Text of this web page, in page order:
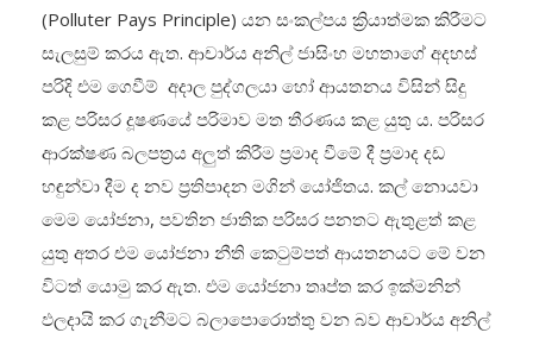
(Polluter Pays Principle) යන සංකල්පය ක්‍රියාත්මක කිරීමට
සැලසුම් කරය ඇත. ආචාර්ය අනිල් ජාසිංහ මහතාගේ අදහස්
පරිදි එම ගෙවීම් අදාල පුද්ගලයා හෝ ආයතනය විසින් සිදු
කළ පරිසර දූෂණයේ පරිමාව මත තීරණය කළ යුතු ය. පරිසර
ආරක්ෂණ බලපත්‍රය අලුත් කිරීම ප්‍රමාද වීමේ දී ප්‍රමාද දඩ
හඳුන්වා දීම ද නව ප්‍රතිපාදන මගින් යෝජිතය. කල් නොයවා
මෙම යෝජනා, පවතින ජාතික පරිසර පනතට ඇතුළත් කළ
යුතු අතර එම යෝජනා නීති කෙටුම්පත් ආයතනයට මේ වන
විටත් යොමු කර ඇත. එම යෝජනා තෘප්ත කර ඉක්මනින්
ඵලදායි කර ගැනීමට බලාපොරොත්තු වන බව ආචාර්ය අනිල්